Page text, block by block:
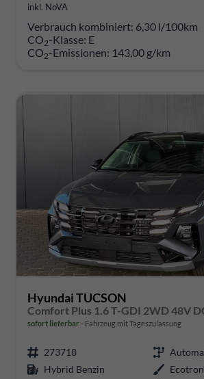
inkl. NoVA
Verbrauch kombiniert: 6,30 l/100km
CO2-Klasse: E
CO2-Emissionen: 143,00 g/km
Hyundai TUCSON
sofort lieferbar Fahrzeug mit Tageszulassung
273718
Hybrid Benzin